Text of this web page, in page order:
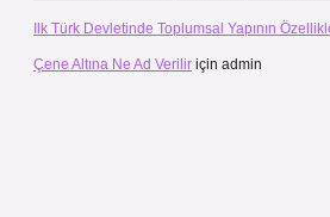
Ilk Türk Devletinde Toplumsal Yapının
Çene Altına Ne Ad Verilir için admin